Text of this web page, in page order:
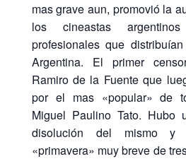
mas grave aun, promovió la
los cineastas
profesionales que
Argentina. El primer
Ramiro de la Fuente que
por el mas «popular» de
Miguel Paulino Tato. Hubo
disolución del mismo y
«primavera» muy breve de